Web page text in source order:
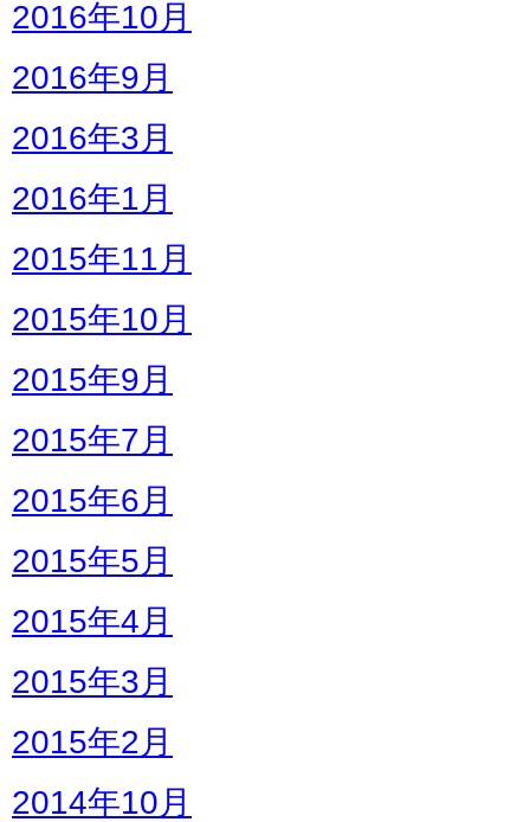
2016年10月
2016年9月
2016年3月
2016年1月
2015年11月
2015年10月
2015年9月
2015年7月
2015年6月
2015年5月
2015年4月
2015年3月
2015年2月
2014年10月